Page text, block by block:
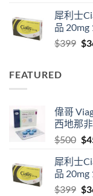
犀利士
品 20mg
$399 $
FEATURED
偉哥
西地那
$500 $
犀利士
品 20mg
$399 $